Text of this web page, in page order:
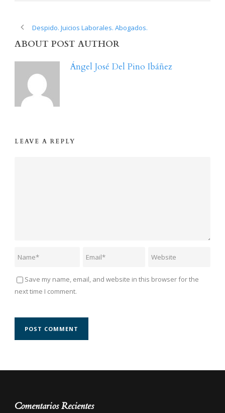
Despido. Juicios Laborales. Abogados.
ABOUT POST AUTHOR
Ángel José Del Pino Ibáñez
LEAVE A REPLY
Save my name, email, and website in this browser for the
next time I comment.
Comentarios Recientes